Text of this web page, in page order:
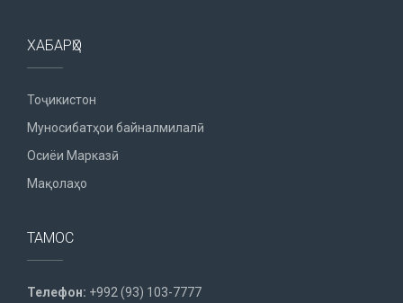
ХАБАРҲО
Тоҷикистон
Муносибатҳои байналмилалӣ
Осиёи Марказӣ
Мақолаҳо
ТАМОС
Телефон: +992 (93) 103-7777